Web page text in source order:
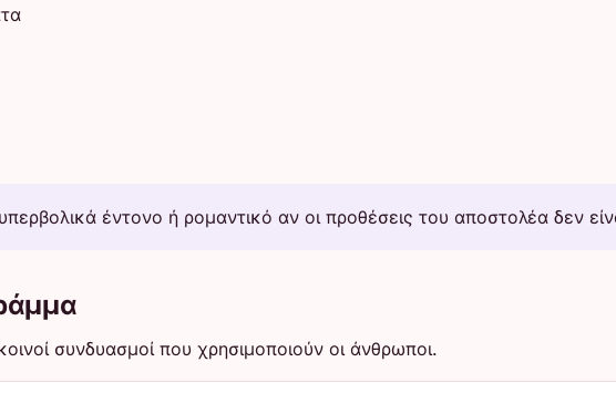
έντονο ή ρομαντικό αν οι προθέσεις του αποστολέα δεν
συνδυασμοί που χρησιμοποιούν οι άνθρωποι.